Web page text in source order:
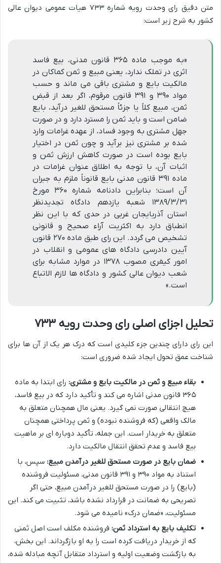
متن دقیق رای وحدت رویه شماره ۷۳۳ هیات عمومی دیوان عالی
کشور به شرح زیر است:
«به موجب ماده ۳۶۵ قانون مدنی، بیع فاسد
اثری در تملک ندارد، یعنی مبیع و ثمن کماکان در
مالکیت بایع و مشتری باقی می ماند و حسب
مواد ۳۹۰ و ۳۹۱ قانون مرقوم، اگر بعد از قبض
ثمن، مبیع کلاً یا جزئاً مستحق للغیر درآید، بایع
ضامن است و باید ثمن را مسترد دارد و در صورت
جهل مشتری به وجود فساد، از عهده غرامات وارد
شده بر مشتری نیز برآید و چون ثمن در اختیار
بایع بوده است در صورت کاهش ارزش ثمن و
اثبات آن، با توجه به اطلاق عنوان غرامات در
ماده ۳۹۱ قانون مدنی بایع قانوناً ملزم به جبران
آن است؛ بنابراین دادنامه شماره ۳۶۰ مورخ
۱۳۸۹/۳/۳۱ شعبه یازدهم دادگاه تجدیدنظر
استان آذربایجان غربی در حدی که با این نظر
انطباق دارد به اکثریت آراء صحیح و قانونی
تشخیص می گردد. این رای طبق ماده ۲۷۰ قانون
آیین دادرسی دادگاه های عمومی و انقلاب در
امور کیفری مصوب ۱۳۷۸ در موارد مشابه برای
شعب دیوان عالی کشور و دادگاه ها لازم الاتباع
است.»
تحلیل اجزای اصلی رای وحدت رویه ۷۳۳
این رای دارای چندین جزء کلیدی است که درک هر یک از آن ها برای
شناخت عمق تحول ایجاد شده ضروری است:
بقاء مبیع و ثمن در مالکیت بایع و مشتری: رای ابتدا به ماده
۳۶۵ قانون مدنی اشاره می کند و تأکید دارد که در بیع فاسد،
هیچ انتقالی صورت نمی گیرد. یعنی مال همچنان متعلق به
مالک واقعی (که فروشنده نبوده) و ثمن پرداختی همچنان
متعلق به خریدار است. این جمله، تأکید دوباره ای بر ماهیت
بیع فاسد و عدم تحقق انتقال مالکیت دارد.
ضمان بایع در صورت مستحق للغیر درآمدن مبیع: سپس، با
استناد به مواد ۳۹۰ و ۳۹۱ قانون مدنی، مسئولیت فروشنده
(بایع) را در صورت مستحق للغیر درآمدن مبیع، حتی اگر
تصریحی به ضمانت در قرارداد نشده باشد، تثبیت می کند. این
مسئولیت، «ضمان درک» نامیده می شود.
تکلیف بایع به استرداد ثمن: فروشنده مکلف است اصل ثمنی
که از خریدار دریافت کرده است را به او بازگرداند. این بخش،
به بازگشت وضعیت اولیه و استرداد متقابل آنچه مبادله شده،